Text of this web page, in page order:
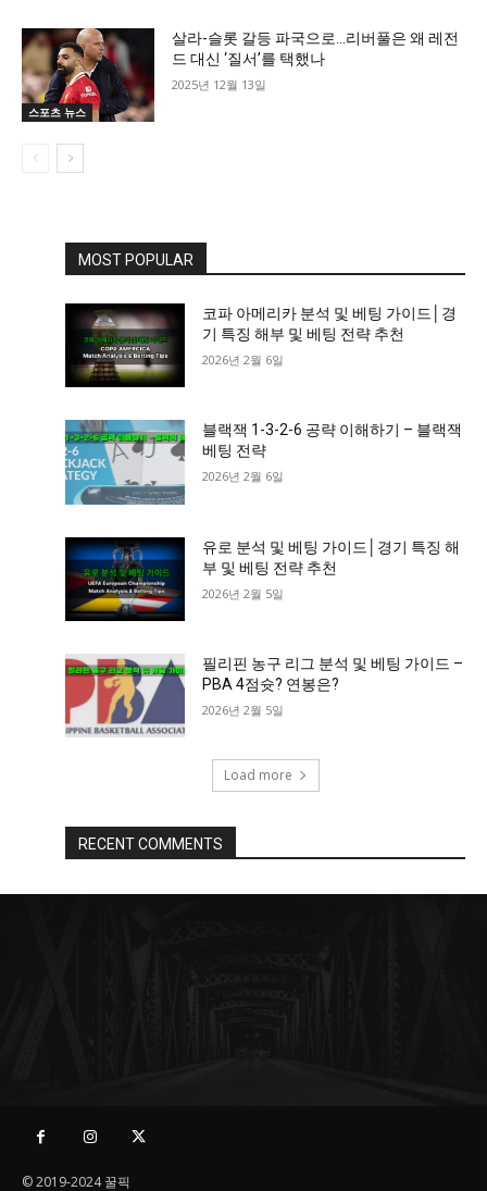
스포츠 뉴스
살라-슬롯 갈등 파국으로…리버풀은 왜 레전
드 대신 ‘질서’를 택했나
2025년 12월 13일
MOST POPULAR
코파 아메리카 분석 및 베팅 가이드│경
기 특징 해부 및 베팅 전략 추천
2026년 2월 6일
블랙잭 1-3-2-6 공략 이해하기 – 블랙잭
베팅 전략
2026년 2월 6일
유로 분석 및 베팅 가이드│경기 특징 해
부 및 베팅 전략 추천
2026년 2월 5일
필리핀 농구 리그 분석 및 베팅 가이드 –
PBA 4점슛? 연봉은?
2026년 2월 5일
Load more
RECENT COMMENTS
© 2019-2024 꿀픽